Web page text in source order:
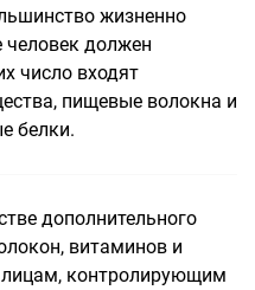
жизненно
человек должен
число входят
пищевые волокна и
белки.
дополнительного
витаминов и
контролирующим